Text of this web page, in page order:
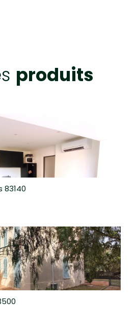
LEAFLET
|
©JAWGMAPS
|
© OPENSTREETMAP
produits
83140